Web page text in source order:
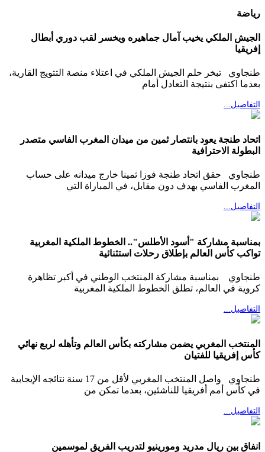
رياضة
الجيش الملكي يخيب آمال جماهيره ويخسر لقب دوري أبطال
إفريقيا
طنجاوي تبخر حلم الجيش الملكي في اعتلاء منصة التتويج القارية،
بعدما اكتفى بنتيجة التعادل أمام
التفاصيل...
اتحاد طنجة يعود بانتصار ثمين من ميدان المغرب الفاسي متصدر
البطولة الاحترافية
طنجاوي حقق اتحاد طنجة فوزا ثمينا خارج ميدانه على حساب
المغرب الفاسي بهدف دون مقابل، في المباراة التي
التفاصيل...
بمناسبة مشاركة "أسود الأطلس".. الخطوط الملكية المغربية
تواكب كأس العالم بإطلاق رحلات استثنائية
طنجاوي بمناسبة مشاركة المنتخب الوطني في أكبر تظاهرة
كروية في العالم، تطلق الخطوط الملكية المغربية
التفاصيل...
المنتخب المغربي يضمن مشاركته بكأس العالم وتأهله لربع نهائي
كأس إفريقيا للفتيان
طنجاوي واصل المنتخب المغربي لأقل من 17 سنة نتائجه الإيجابية
في كأس أمم أفريقيا للناشئين، بعدما تمكن من
التفاصيل...
انفاق بين ريال مدريد ومورينيو لتدريب الفريق لموسمين